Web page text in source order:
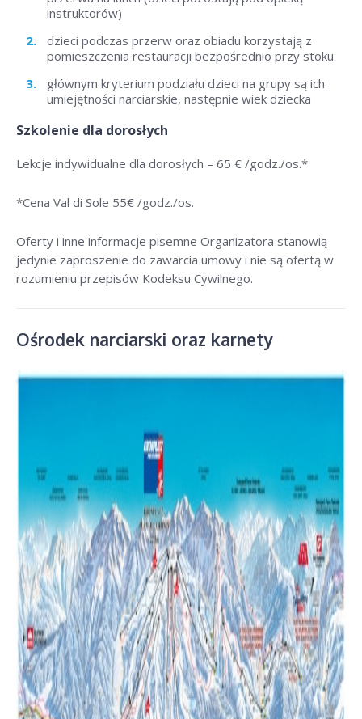
instruktorów)
dzieci podczas przerw oraz obiadu korzystają z
pomieszczenia restauracji bezpośrednio przy stoku
głównym kryterium podziału dzieci na grupy są ich
umiejętności narciarskie, następnie wiek dziecka
Szkolenie dla dorosłych
Lekcje indywidualne dla dorosłych – 65 € /godz./os.*
*Cena Val di Sole 55€ /godz./os.
Oferty i inne informacje pisemne Organizatora stanowią
jedynie zaproszenie do zawarcia umowy i nie są ofertą w
rozumieniu przepisów Kodeksu Cywilnego.
Ośrodek narciarski oraz karnety